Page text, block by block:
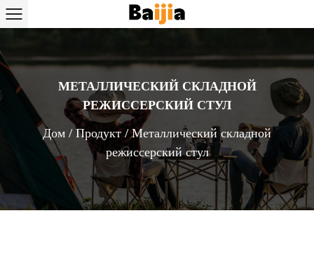
МЕТАЛЛИЧЕСКИЙ СКЛАДНОЙ
РЕЖИССЕРСКИЙ СТУЛ
Дом / Продукт/Металлический складной
режиссерский стул